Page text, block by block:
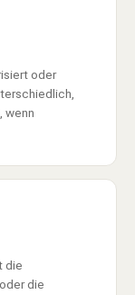
oder
wenn
die
die